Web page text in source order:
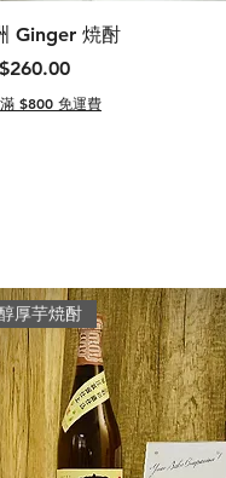
Ginger 焼酎
$800 免運費
厚芋焼酎